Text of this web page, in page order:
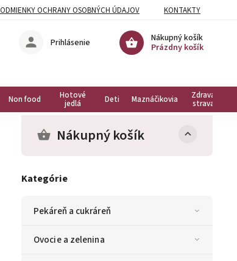
OCHRANY OSOBNÝCH ÚDAJOV KONTAKTY
Nákupný košík
Prázdny košík
Prihlásenie
Non food Hotové
jedlá Deti Maznáčikovia Zdravá
strava
Nákupný košík
Kategórie
Pekáreň a cukráreň
Ovocie a zelenina